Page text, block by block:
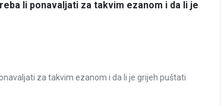
li ponavaljati za takvim ezanom i da li je
za takvim ezanom i da li je grijeh puštati